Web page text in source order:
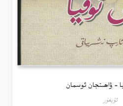
– ۋاھىتجان ئوسمان
ئۇيغۇر